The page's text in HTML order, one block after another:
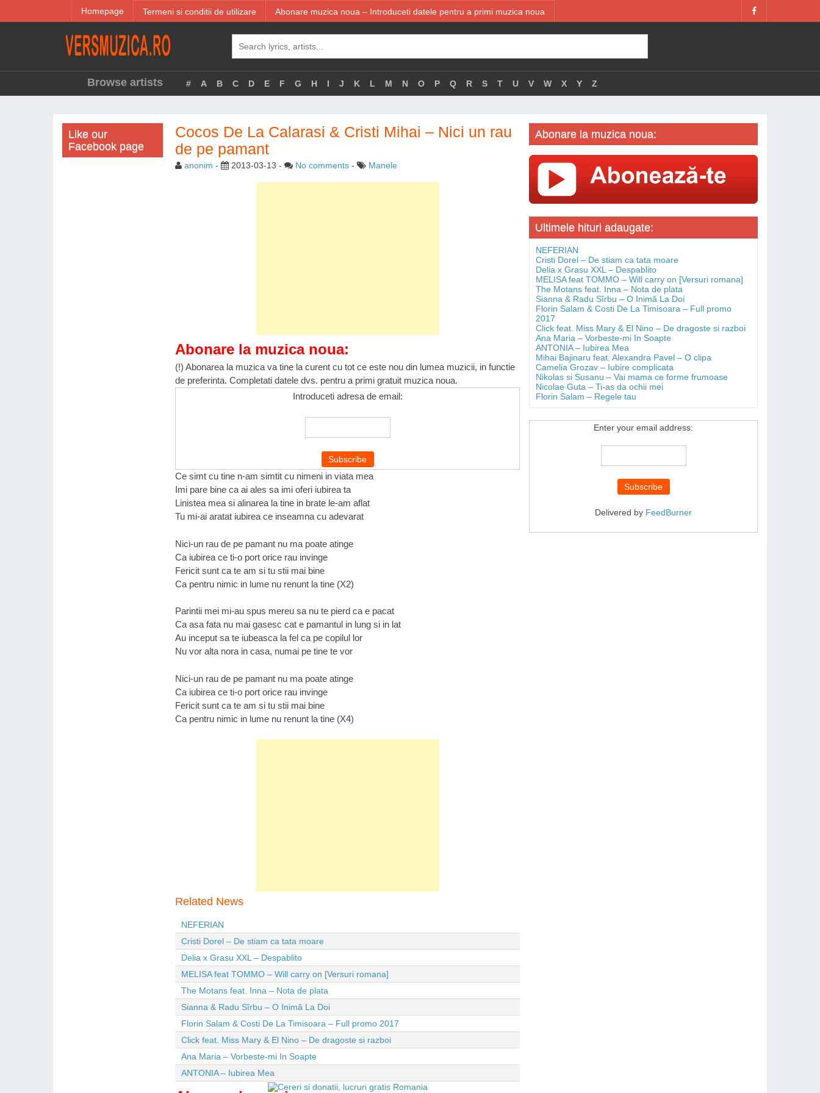
Homepage Termeni si conditii de utilizare Abonare muzica noua – Introduceti datele pentru a primi muzica noua
Browse artists # A B C D E F G H I J K L M N O P Q R S T U V W X Y Z
Like our
Facebook page
Cocos De La Calarasi & Cristi Mihai – Nici un rau
de pe pamant
anonim - 2013-03-13 - No comments - Manele
Abonare la muzica noua:
(!) Abonarea la muzica va tine la curent cu tot ce este nou din lumea muzicii, in functie
de preferinta. Completati datele dvs. pentru a primi gratuit muzica noua.
Introduceti adresa de email:
Ce simt cu tine n-am simtit cu nimeni in viata mea
Imi pare bine ca ai ales sa imi oferi iubirea ta
Linistea mea si alinarea la tine in brate le-am aflat
Tu mi-ai aratat iubirea ce inseamna cu adevarat
Nici-un rau de pe pamant nu ma poate atinge
Ca iubirea ce ti-o port orice rau invinge
Fericit sunt ca te am si tu stii mai bine
Ca pentru nimic in lume nu renunt la tine (X2)
Parintii mei mi-au spus mereu sa nu te pierd ca e pacat
Ca asa fata nu mai gasesc cat e pamantul in lung si in lat
Au inceput sa te iubeasca la fel ca pe copilul lor
Nu vor alta nora in casa, numai pe tine te vor
Nici-un rau de pe pamant nu ma poate atinge
Ca iubirea ce ti-o port orice rau invinge
Fericit sunt ca te am si tu stii mai bine
Ca pentru nimic in lume nu renunt la tine (X4)
Related News
NEFERIAN
Cristi Dorel – De stiam ca tata moare
Delia x Grasu XXL – Despablito
MELISA feat TOMMO – Will carry on [Versuri romana]
The Motans feat. Inna – Nota de plata
Sianna & Radu Sîrbu – O Inimă La Doi
Florin Salam & Costi De La Timisoara – Full promo 2017
Click feat. Miss Mary & El Nino – De dragoste si razboi
Ana Maria – Vorbeste-mi In Soapte
ANTONIA – Iubirea Mea
Abonare la muzica noua:
Ultimele hituri adaugate:
NEFERIAN
Cristi Dorel – De stiam ca tata moare
Delia x Grasu XXL – Despablito
MELISA feat TOMMO – Will carry on [Versuri romana]
The Motans feat. Inna – Nota de plata
Sianna & Radu Sîrbu – O Inimă La Doi
Florin Salam & Costi De La Timisoara – Full promo
2017
Click feat. Miss Mary & El Nino – De dragoste si razboi
Ana Maria – Vorbeste-mi In Soapte
ANTONIA – Iubirea Mea
Mihai Bajinaru feat. Alexandra Pavel – O clipa
Camelia Grozav – Iubire complicata
Nikolas si Susanu – Vai mama ce forme frumoase
Nicolae Guta – Ti-as da ochii mei
Florin Salam – Regele tau
Enter your email address:
Delivered by FeedBurner